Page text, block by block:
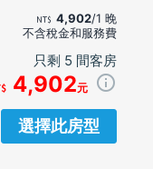
4,902/1 晚
不含稅金和服務費
只剩 5 間客房
4,902元
選擇此房型